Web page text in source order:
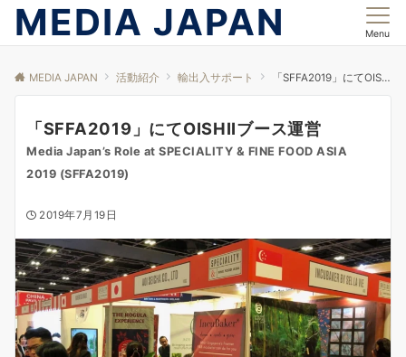
MEDIA JAPAN Menu
MEDIA JAPAN 活動紹介 輸出入サポート 「SFFA2019」にてOISHIIブース運営
「SFFA2019」にてOISHIIブース運営
Media Japan’s Role at SPECIALITY & FINE FOOD ASIA
2019 (SFFA2019)
2019年7月19日